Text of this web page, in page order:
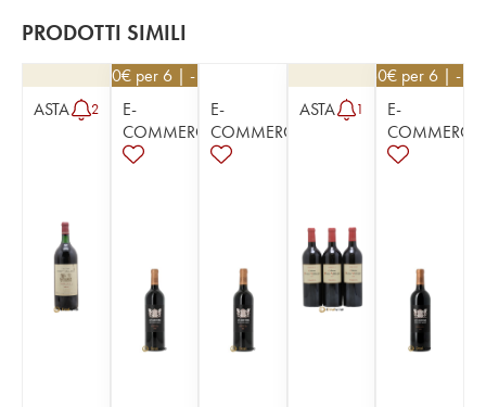
PRODOTTI SIMILI
ASTA 2
40,50€ per 6 | - 10%
E-
COMMERCE
E-
COMMERCE
ASTA 1
39,60€ per 6 | -
E-
COMMERCE